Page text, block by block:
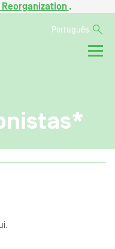
Reorganization .
Português